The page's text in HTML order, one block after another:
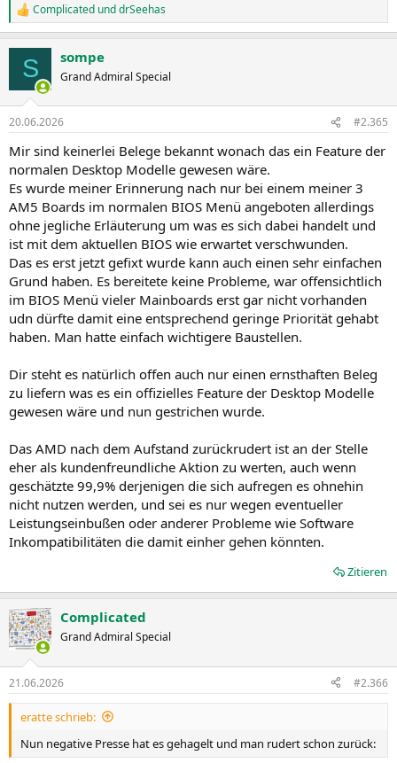
R
e
e
:
Complicated unddrSeehas
S sompe
Grand Admiral Special
20.06.2026 #2.365
Mir sind keinerlei Belege bekannt wonach das ein Feature der
normalen Desktop Modelle gewesen wäre.
Es wurde meiner Erinnerung nach nur bei einem meiner 3
AM5 Boards im normalen BIOS Menü angeboten allerdings
ohne jegliche Erläuterung um was es sich dabei handelt und
ist mit dem aktuellen BIOS wie erwartet verschwunden.
Das es erst jetzt gefixt wurde kann auch einen sehr einfachen
Grund haben. Es bereitete keine Probleme, war offensichtlich
im BIOS Menü vieler Mainboards erst gar nicht vorhanden
udn dürfte damit eine entsprechend geringe Priorität gehabt
haben. Man hatte einfach wichtigere Baustellen.
Dir steht es natürlich offen auch nur einen ernsthaften Beleg
zu liefern was es ein offizielles Feature der Desktop Modelle
gewesen wäre und nun gestrichen wurde.
Das AMD nach dem Aufstand zurückrudert ist an der Stelle
eher als kundenfreundliche Aktion zu werten, auch wenn
geschätzte 99,9% derjenigen die sich aufregen es ohnehin
nicht nutzen werden, und sei es nur wegen eventueller
Leistungseinbußen oder anderer Probleme wie Software
Inkompatibilitäten die damit einher gehen könnten.
Zitieren
Complicated
Grand Admiral Special
21.06.2026 #2.366
eratte schrieb:
Nun negative Presse hat es gehagelt und man rudert schon zurück: